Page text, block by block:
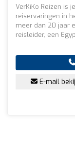
VerKiKo Reizen is
reiservaringen in
meer dan 20 jaar
reisleider, een
E-mail